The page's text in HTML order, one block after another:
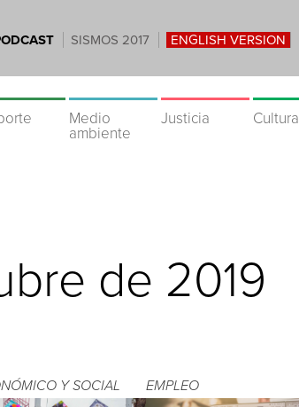
SISMOS 2017 ENGLISH VERSION
Medio
ambiente
Justicia Cultura
de 2019
Y SOCIAL EMPLEO